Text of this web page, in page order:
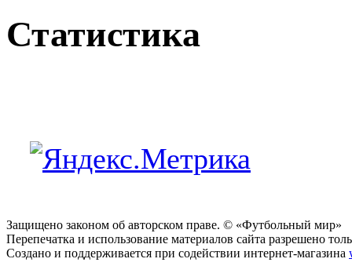
Статистика
Защищено законом об авторском праве. © «Футбольный мир»
Перепечатка и использование материалов сайта разрешено
Создано и поддерживается при содействии интернет-магазина